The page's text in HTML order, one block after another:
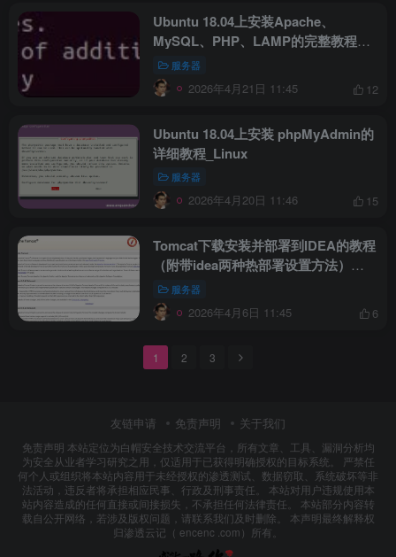
Ubuntu 18.04上安装Apache、
MySQL、PHP、LAMP的完整教程
_Linux
服务器
2026年4月21日 11:45 12
Ubuntu 18.04上安装 phpMyAdmin的
详细教程_Linux
服务器
2026年4月20日 11:46 15
Tomcat下载安装并部署到IDEA的教程
（附带idea两种热部署设置方法）
_Tomcat
服务器
2026年4月6日 11:45 6
1 2 3
友链申请 免责声明 关于我们
免责声明 本站定位为白帽安全技术交流平台，所有文章、工具、漏洞分析均
为安全从业者学习研究之用，仅适用于已获得明确授权的目标系统。 严禁任
何个人或组织将本站内容用于未经授权的渗透测试、数据窃取、系统破坏等非
法活动，违反者将承担相应民事、行政及刑事责任。 本站对用户违规使用本
站内容造成的任何直接或间接损失，不承担任何法律责任。 本站部分内容转
载自公开网络，若涉及版权问题，请联系我们及时删除。 本声明最终解释权
归渗透云记（ encenc .com）所有。